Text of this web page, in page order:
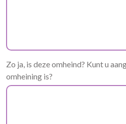
Zo ja, is deze omheind? Kunt u
omheining is?